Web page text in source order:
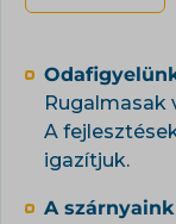
Rugalmasak
A
igazítjuk.
A